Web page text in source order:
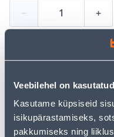
Veebilehel on
Kasutame küpsiseid
isikupärastamiseks,
pakkumiseks ning
− +
• Saekett Premium Cut
• 14-päevane